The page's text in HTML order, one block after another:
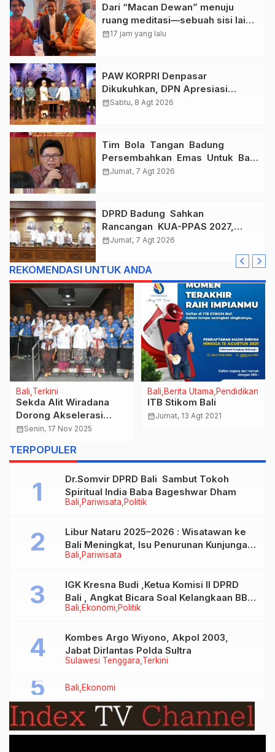
Dari “Macan Dewan” menuju
ruang meditasi—sebuah sisi lain I
Dewa Nyoman Rai Bertemu Baba
calendar_month17 jam yang lalu
PAW KORPRI Denpasar
Dikukuhkan, DPN Apresiasi
“Sembagi Arutala” untuk Lindungi
calendar_monthSabtu, 8 Agt 2026
Tim Bola Tangan Badung
Persembahkan Emas Untuk Bali
, Taklukkan Jawa Tengah Di
calendar_monthJumat, 7 Agt 2026
DPRD Badung Sahkan
Rancangan KUA-PPAS 2027,
Anggaran Tembus Lebih Dari
calendar_monthJumat, 7 Agt 2026
REKOMENDASI UNTUK ANDA
Bali Terkini
Sekda Alit Wiradana
Dorong Akselerasi
MCSP Area
Pendapatan Daerah.
calendar_monthSenin, 17 Nov 2025
Bali Berita Utama Pendidikan
ITB Stikom Bali
calendar_monthJumat, 13 Agt 2021
TERPOPULER
Bali Pariwisata Politik
Dr.Somvir DPRD Bali Sambut Tokoh
Spiritual India Baba Bageshwar Dham
Bali Pariwisata
Libur Nataru 2025–2026 : Wisatawan ke
Bali Meningkat, Isu Penurunan Kunjungan
Tidak Benar
Bali Ekonomi Politik
IGK Kresna Budi ,Ketua Komisi II DPRD
Bali , Angkat Bicara Soal Kelangkaan BBM
Bersubsidi Jenis Solar
Sulawesi Tenggara Terkini
Kombes Argo Wiyono, Akpol 2003,
Jabat Dirlantas Polda Sultra
Bali Ekonomi